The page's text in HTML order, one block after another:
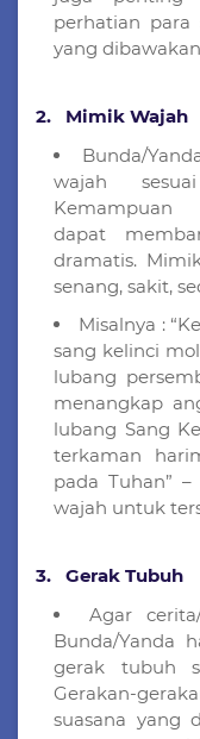
perhatian
yang
2. Mimik Wajah
Bunda/
wajah
Kemampuan
dapat
dramatis.
senang, sakit,
Misalnya :
sang kelinci
lubang
menangkap
lubang Sang
terkaman
pada Tuhan”
wajah untuk
3. Gerak Tubuh
Agar
Bunda/Yanda
gerak tubuh
Gerakan-
suasana yang